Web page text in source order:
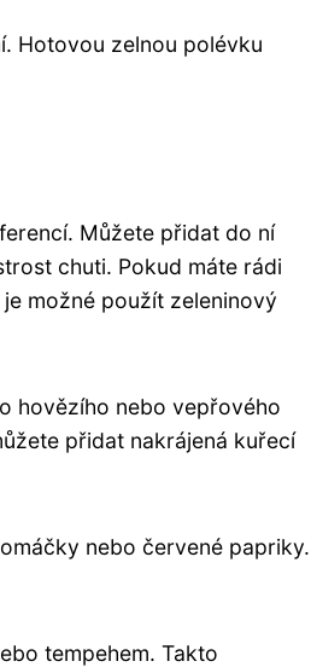
Hotovou zelnou polévku
Můžete přidat do ní
chuti. Pokud máte rádi
možné použít zeleninový
hovězího nebo vepřového
přidat nakrájená kuřecí
nebo červené papriky.
tempehem. Takto